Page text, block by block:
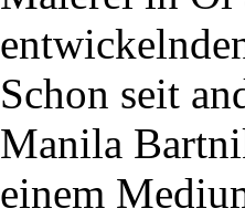
Schon seit
Manila
einem